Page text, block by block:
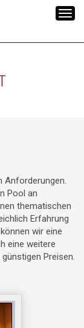
Anforderungen.
Pool an
thematischen
Erfahrung
wir eine
eine weitere
Preisen.